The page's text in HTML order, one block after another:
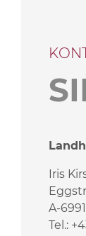
Iris
A-
Tel.: